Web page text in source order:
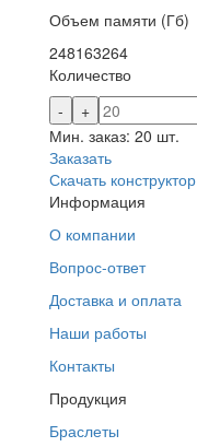
Объем памяти (Гб)
248163264
Количество
-
+
Мин. заказ: 20 шт.
Заказать
Скачать конструктор
Информация
О компании
Вопрос-ответ
Доставка и оплата
Наши работы
Контакты
Продукция
Браслеты